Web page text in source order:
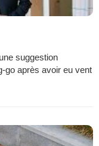
suggestion
go après avoir eu vent